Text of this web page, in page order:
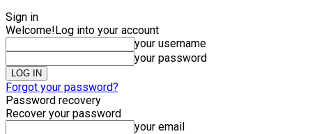
Sign in
Welcome!Log into your account
your username
your password
Forgot your password?
Password recovery
Recover your password
your email